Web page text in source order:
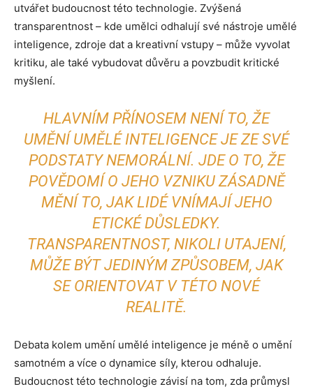
utvářet budoucnost této technologie. Zvýšená
transparentnost – kde umělci odhalují své nástroje umělé
inteligence, zdroje dat a kreativní vstupy – může vyvolat
kritiku, ale také vybudovat důvěru a povzbudit kritické
myšlení.
HLAVNÍM PŘÍNOSEM NENÍ TO, ŽE
UMĚNÍ UMĚLÉ INTELIGENCE JE ZE SVÉ
PODSTATY NEMORÁLNÍ. JDE O TO, ŽE
POVĚDOMÍ O JEHO VZNIKU ZÁSADNĚ
MĚNÍ TO, JAK LIDÉ VNÍMAJÍ JEHO
ETICKÉ DŮSLEDKY.
TRANSPARENTNOST, NIKOLI UTAJENÍ,
MŮŽE BÝT JEDINÝM ZPŮSOBEM, JAK
SE ORIENTOVAT V TÉTO NOVÉ
REALITĚ.
Debata kolem umění umělé inteligence je méně o umění
samotném a více o dynamice síly, kterou odhaluje.
Budoucnost této technologie závisí na tom, zda průmysl